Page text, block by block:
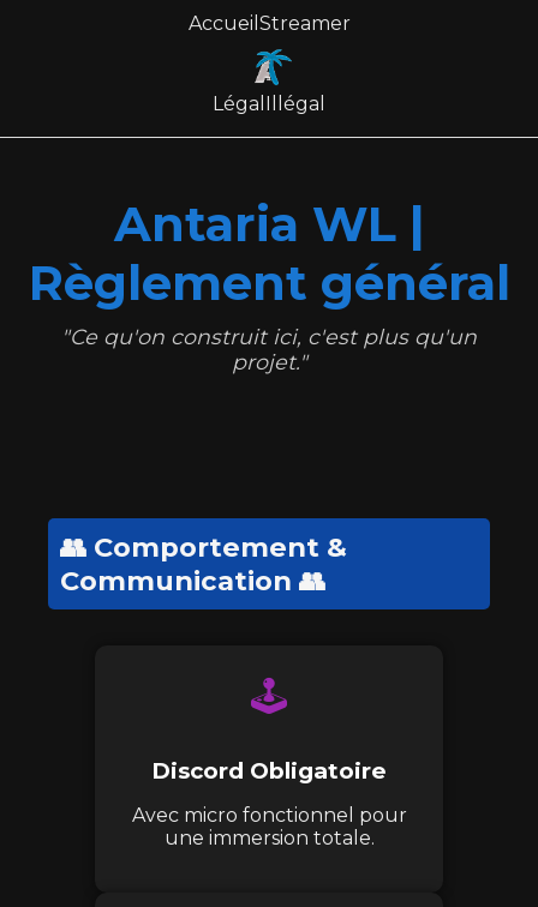
Accueil Streamer
Légal Illégal
Antaria WL |
Règlement général
"Ce qu'on construit ici, c'est plus qu'un
projet."
👥 Comportement &
Communication 👥
🕹️
Discord Obligatoire
Avec micro fonctionnel pour
une immersion totale.